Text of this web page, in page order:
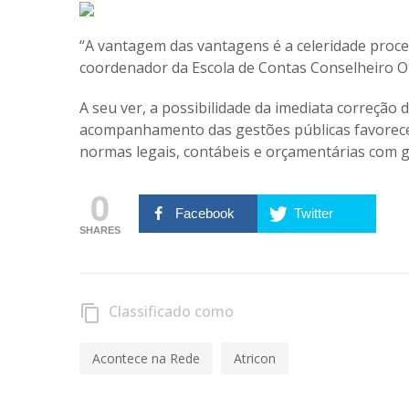
“A vantagem das vantagens é a celeridade
coordenador da Escola de Contas Conselheiro
A seu ver, a possibilidade da imediata
acompanhamento das gestões públicas
normas legais, contábeis e orçamentárias com
0
SHARES
Facebook Twitter
content_copy Classificado como
Acontece na Rede Atricon